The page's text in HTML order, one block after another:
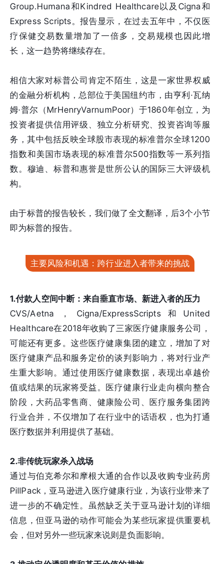
Group.Humana和Kindred Healthcare以及Cigna和
Express Scripts。报告显示，在过去五年中，不仅医
疗保健交易数量增加了一倍多，交易规模也因此增
长，这一趋势将继续存在。
相信大家对标普公司肯定不陌生，这是一家世界权威
的金融分析机构，总部位于美国纽约市，由亨利·瓦纳
姆·普尔（MrHenryVarnumPoor）于1860年创立，为
投资者提供信用评级、独立分析研究、投资咨询等服
务，其中包括反映全球股市表现的标准普尔全球1200
指数和美国市场表现的标准普尔500指数等一系列指
数。穆迪、标普和惠誉是世所公认的国际三大评级机
构。
由于标普的报告较长，我们做了全文翻译，后3个小节
即为标普的报告。
主要风险和机遇：跨行业进入者带来的挑战
1.付款人空间中断：来自垂直市场、新进入者的压力
CVS/Aetna，Cigna/ExpressScripts和United
Healthcare在2018年收购了三家医疗健康服务公司，
可能还有更多。这些医疗健康集团的建立，增加了对
医疗健康产品和服务定价的谈判影响力，将对行业产
生重大影响。通过使用医疗健康数据，表现出卓越价
值或结果的玩家将受益。医疗健康行业走向横向整合
阶段，大药品零售商、健康险公司、医疗服务集团跨
行业合并，不仅增加了在行业中的话语权，也为打通
医疗数据并利用提供了基础。
2.非传统玩家杀入战场
通过与伯克希尔和摩根大通的合作以及收购专业药房
PillPack，亚马逊进入医疗健康行业，为该行业带来了
进一步的不确定性。虽然缺乏关于亚马逊计划的详细
信息，但亚马逊的动作可能会为某些玩家提供重要机
会，但对另外一些玩家来说则是负面影响。